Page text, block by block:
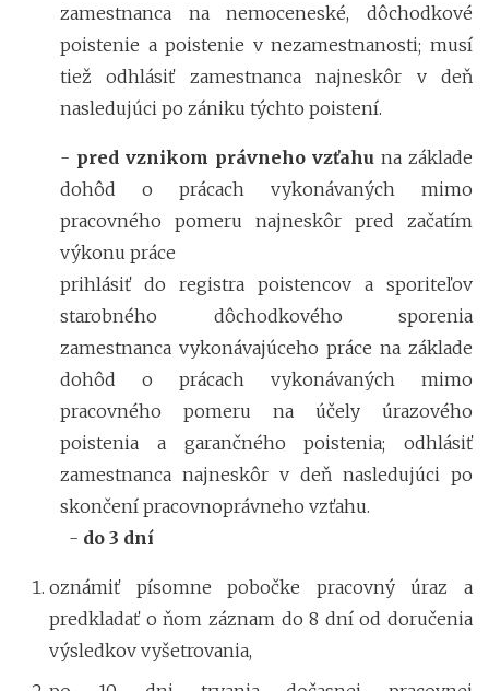
zamestnanca na nemoceneské, dôchodkové
poistenie a poistenie v nezamestnanosti; musí
tiež odhlásiť zamestnanca najneskôr v deň
nasledujúci po zániku týchto poistení.
- pred vznikom právneho vzťahu na základe
dohôd o prácach vykonávaných mimo
pracovného pomeru najneskôr pred začatím
výkonu práce
prihlásiť do registra poistencov a sporiteľov
starobného dôchodkového sporenia
zamestnanca vykonávajúceho práce na základe
dohôd o prácach vykonávaných mimo
pracovného pomeru na účely úrazového
poistenia a garančného poistenia; odhlásiť
zamestnanca najneskôr v deň nasledujúci po
skončení pracovnoprávneho vzťahu.
- do 3 dní
oznámiť písomne pobočke pracovný úraz a
predkladať o ňom záznam do 8 dní od doručenia
výsledkov vyšetrovania,